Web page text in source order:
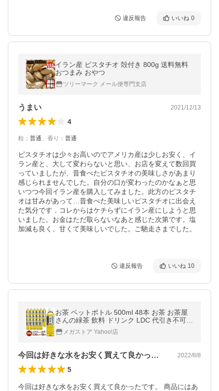
違反報告 いいね 0
イラン産 ピスタチオ 殻付き 800g 送料無料
おつまみ おやつ
ツリーマーク メール便専門支店
うまい 2021/12/13
4
粒 ： 普通、 香り ： 普通
ピスタチオは少々お高いのでアメリカ産は少しお安く、イ
ラン産と、大して変わらないと思い、お店を変えて数回買
っていましたが、昔食べたピスタチオの美味しさがあまり
感じられませんでした。自分の口が変わったのかなぁと思
いつつ今回イラン産を購入してみました。此方のピスタチ
オは甘みがあって…昔食べた美味しいピスタチオに出会え
た気分です．コレからはケチらずにイラン産にしようと思
いました。お金はただ取らないなあと感じた次第です。塩
加減も良く、甘くて美味しいでした。ご馳走さまでした。
違反報告 いいね 10
お茶 ペットボトル 500ml 48本 お茶 お茶屋
さんの緑茶 飲料 ドリンク LDC 代引き不可
まとめ買い
メガストア Yahoo!店
今回は好きな水をお安く買えて良かったで… 2022/8/8
5
今回は好きな水をお安く買えて良かったです。 商品にはあ